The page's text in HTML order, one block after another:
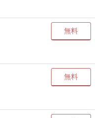
無料
無料